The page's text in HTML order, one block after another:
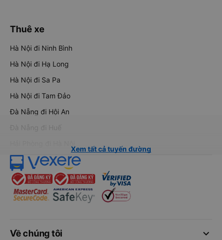
Thuê xe
Hà Nội đi Ninh Bình
Hà Nội đi Hạ Long
Hà Nội đi Sa Pa
Hà Nội đi Tam Đảo
Đà Nẵng đi Hội An
Đà Nẵng đi Huế
Xem tất cả tuyến đường
keyboard_arrow_down
Về chúng tôi